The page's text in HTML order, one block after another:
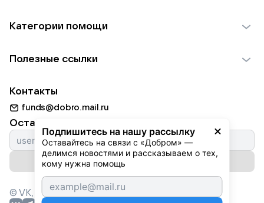
Подпишитесь на нашу рассылку
Оставайтесь на связи с «Добром» —
делимся новостями и рассказываем о тех,
кому нужна помощь
Использование материалов
Для НКО
Партнерам
Категории помощи
Пожилым
Животным
Природе
Культуре
Фондам
Полезные ссылки
Добрый день
Истории
Автоплатежи
Контакты
funds@dobro.mail.ru
Оставайтесь с нами
Подписаться на рассылку
© VK, 2026г. Все права защищены.